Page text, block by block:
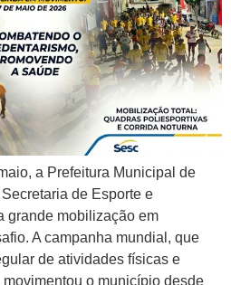
a Prefeitura Municipal de
de Esporte e
grande mobilização em
A campanha mundial, que
de atividades físicas e
o município desde